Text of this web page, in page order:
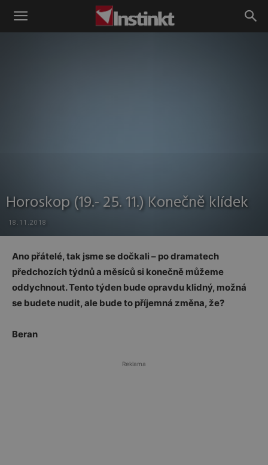
Instinkt
Horoskop (19.- 25. 11.) Konečně klídek
18.11.2018
Ano přátelé, tak jsme se dočkali – po dramatech
předchozích týdnů a měsíců si konečně můžeme
oddychnout. Tento týden bude opravdu klidný, možná
se budete nudit, ale bude to příjemná změna, že?
Beran
Reklama